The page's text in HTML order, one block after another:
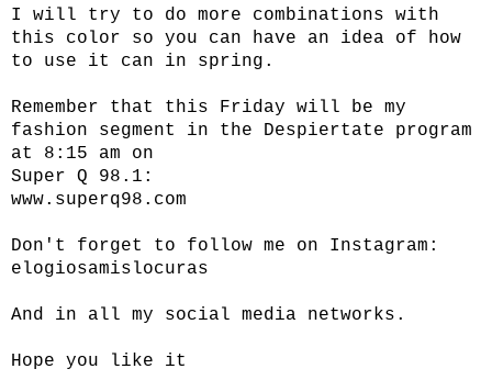
I will try to do more combinations with
this color so you can have an idea of ​​how
to use it can in spring.
Remember that this Friday will be my
fashion segment in the Despiertate program
at 8:15 am on
Super Q 98.1:
www.superq98.com
Don't forget to follow me on Instagram:
elogiosamislocuras
And in all my social media networks.
Hope you like it